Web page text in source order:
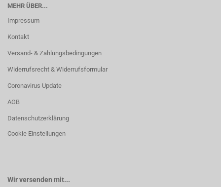
MEHR ÜBER...
Impressum
Kontakt
Versand- & Zahlungsbedingungen
Widerrufsrecht & Widerrufsformular
Coronavirus Update
AGB
Datenschutzerklärung
Cookie Einstellungen
Wir versenden mit...